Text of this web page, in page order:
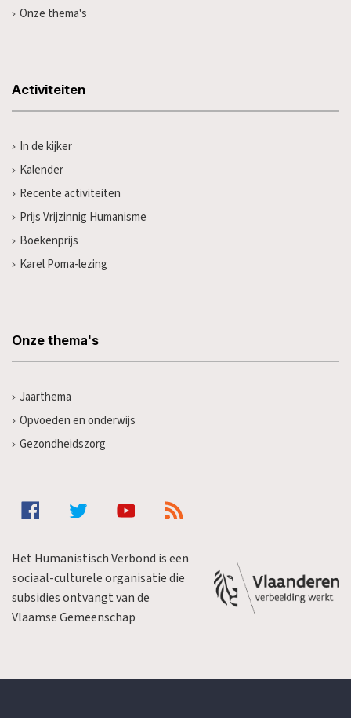
Onze thema's
Activiteiten
In de kijker
Kalender
Recente activiteiten
Prijs Vrijzinnig Humanisme
Boekenprijs
Karel Poma-lezing
Onze thema's
Jaarthema
Opvoeden en onderwijs
Gezondheidszorg
Het Humanistisch Verbond is een
sociaal-culturele organisatie die
subsidies ontvangt van de
Vlaamse Gemeenschap